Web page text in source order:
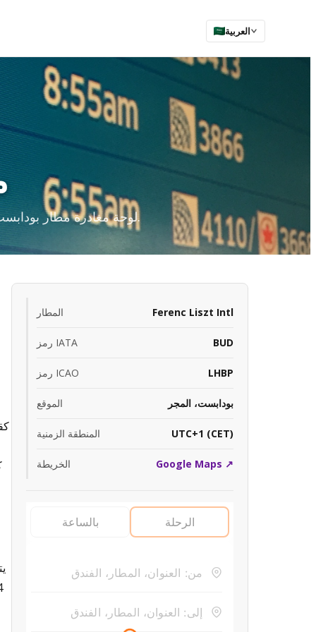
العربية
لوحة مغادرة مطار بودابست المباشرة، بالإضافة إلى أوقات تسجيل الوصول والأمن والمحطات وموعد الوصول المبكر.
المطار Ferenc Liszt Intl
رمز IATA BUD
رمز ICAO LHBP
الموقع بودابست، المجر
المنطقة الزمنية UTC+1 (CET)
الخريطة Google Maps ↗